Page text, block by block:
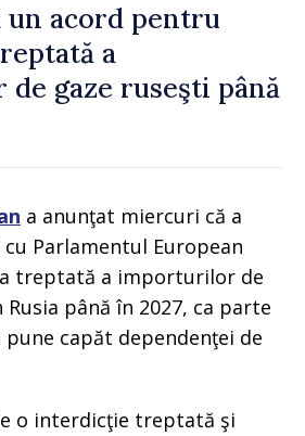
un acord pentru
a
gaze ruseşti până
a anunţat miercuri că a
Parlamentul European
treptată a importurilor de
până în 2027, ca parte
capăt dependenţei de
o interdicţie treptată şi